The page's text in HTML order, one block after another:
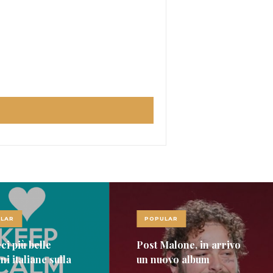
più belle
italiane sulla
POPULAR
Post Malone, in arrivo
un nuovo album